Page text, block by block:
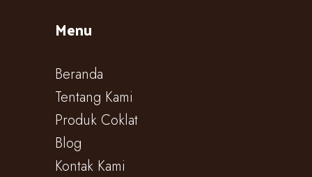
Menu
Beranda
Tentang Kami
Produk Coklat
Blog
Kontak Kami